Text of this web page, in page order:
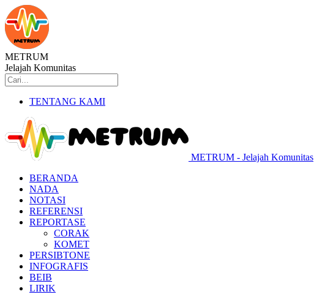
METRUM
Jelajah Komunitas
TENTANG KAMI
METRUM - Jelajah Komunitas
BERANDA
NADA
NOTASI
REFERENSI
REPORTASE
CORAK
KOMET
PERSIBTONE
INFOGRAFIS
BEIB
LIRIK